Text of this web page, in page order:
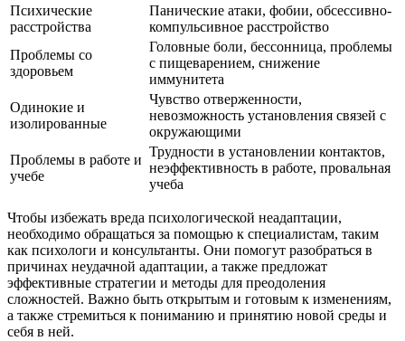
Психические
расстройства
Панические атаки, фобии, обсессивно-
компульсивное расстройство
Проблемы со
здоровьем
Головные боли, бессонница, проблемы
с пищеварением, снижение
иммунитета
Одинокие и
изолированные
Чувство отверженности,
невозможность установления связей с
окружающими
Проблемы в работе и
учебе
Трудности в установлении контактов,
неэффективность в работе, провальная
учеба
Чтобы избежать вреда психологической неадаптации,
необходимо обращаться за помощью к специалистам, таким
как психологи и консультанты. Они помогут разобраться в
причинах неудачной адаптации, а также предложат
эффективные стратегии и методы для преодоления
сложностей. Важно быть открытым и готовым к изменениям,
а также стремиться к пониманию и принятию новой среды и
себя в ней.